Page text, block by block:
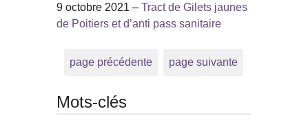
9 octobre 2021 – Tract de Gilets jaunes
de Poitiers et d’anti pass sanitaire
page précédente page suivante
Mots-clés